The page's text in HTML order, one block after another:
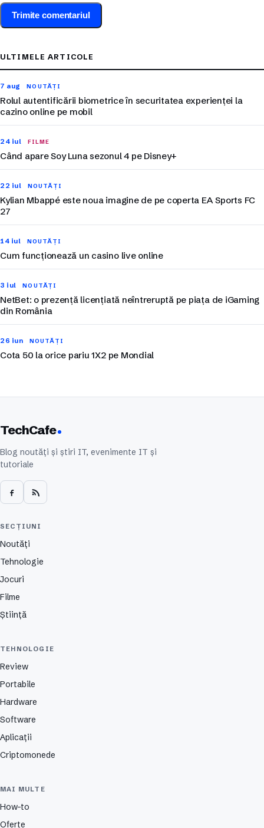
ULTIMELE ARTICOLE
7 aug NOUTĂȚI
Rolul autentificării biometrice în securitatea experienței la
cazino online pe mobil
24 iul FILME
Când apare Soy Luna sezonul 4 pe Disney+
22 iul NOUTĂȚI
Kylian Mbappé este noua imagine de pe coperta EA Sports FC
27
14 iul NOUTĂȚI
Cum funcționează un casino live online
3 iul NOUTĂȚI
NetBet: o prezență licențiată neîntreruptă pe piața de iGaming
din România
26 iun NOUTĂȚI
Cota 50 la orice pariu 1X2 pe Mondial
TechCafe
Blog noutăți și știri IT, evenimente IT și
tutoriale
SECȚIUNI
Noutăți
Tehnologie
Jocuri
Filme
Știință
TEHNOLOGIE
Review
Portabile
Hardware
Software
Aplicații
Criptomonede
MAI MULTE
How-to
Oferte